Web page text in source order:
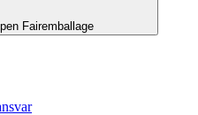
Fairemballage